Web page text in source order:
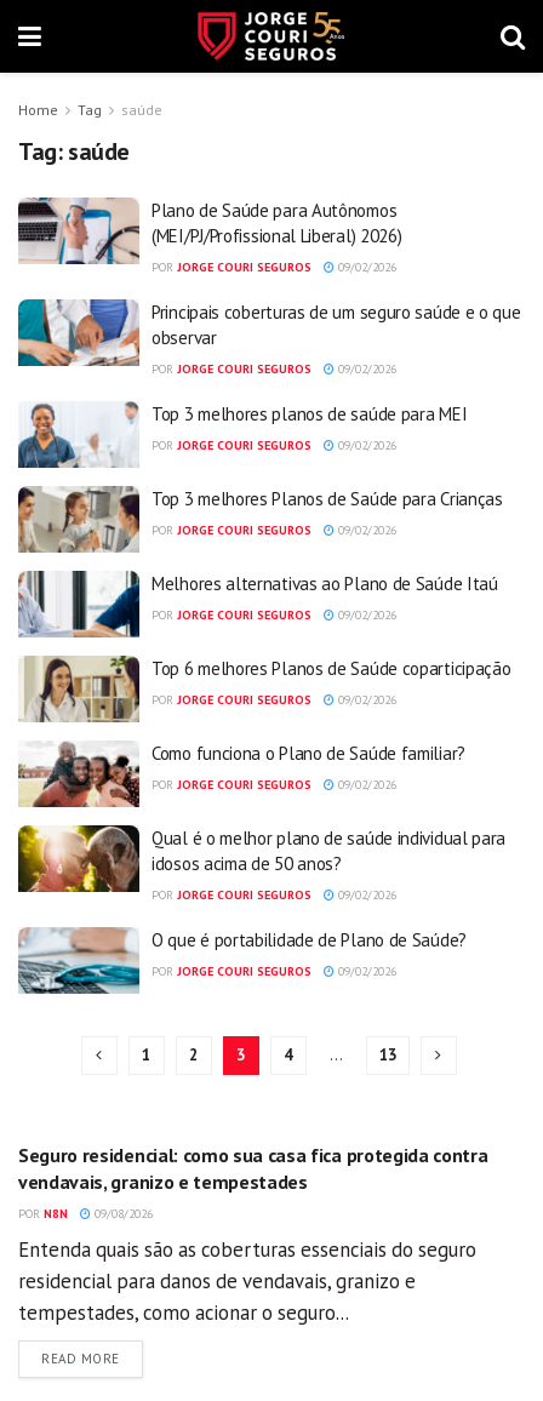
Home Tag saúde
Tag:saúde
Plano de Saúde para Autônomos
(MEI/PJ/Profissional Liberal) 2026)
POR JORGE COURI SEGUROS 09/02/2026
Principais coberturas de um seguro saúde e o que
observar
POR JORGE COURI SEGUROS 09/02/2026
Top 3 melhores planos de saúde para MEI
POR JORGE COURI SEGUROS 09/02/2026
Top 3 melhores Planos de Saúde para Crianças
POR JORGE COURI SEGUROS 09/02/2026
Melhores alternativas ao Plano de Saúde Itaú​
POR JORGE COURI SEGUROS 09/02/2026
Top 6 melhores Planos de Saúde coparticipação​
POR JORGE COURI SEGUROS 09/02/2026
Como funciona o Plano de Saúde familiar?
POR JORGE COURI SEGUROS 09/02/2026
Qual é o melhor plano de saúde individual para
idosos acima de 50 anos?
POR JORGE COURI SEGUROS 09/02/2026
O que é portabilidade de Plano de Saúde?
POR JORGE COURI SEGUROS 09/02/2026
1 2 3 4 … 13
Seguro residencial: como sua casa fica protegida contra
vendavais, granizo e tempestades
POR N8N 09/08/2026
Entenda quais são as coberturas essenciais do seguro
residencial para danos de vendavais, granizo e
tempestades, como acionar o seguro...
READ MOREDETAILS